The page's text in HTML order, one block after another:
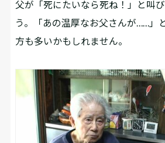
父が「死にたいなら死ね！」と叫
う。「あの温厚なお父さんが……」
方も多いかもしれません。